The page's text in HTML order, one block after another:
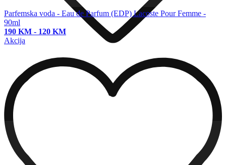
Parfemska voda - Eau de Parfum (EDP) Lacoste Pour Femme -
90ml
190 KM - 120 KM
Akcija